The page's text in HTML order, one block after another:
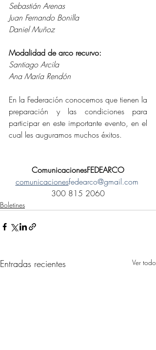
Sebastián Arenas
Juan Fernando Bonilla
Daniel Muñoz
Modalidad de arco recurvo:
Santiago Arcila
Ana María Rendón
En la Federación conocemos que tienen la
preparación y las condiciones para
participar en este importante evento, en el
cual les auguramos muchos éxitos.
ComunicacionesFEDEARCO
comunicacionesfedearco@gmail.com
300 815 2060
Boletines
Entradas recientes Ver todo